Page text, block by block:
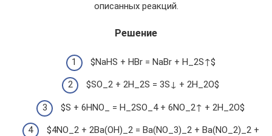
описанных реакций.
Решение
$NaHS + HBr = NaBr + H_2S↑$
$SO_2 + 2H_2S = 3S↓ + 2H_2O$
$S + 6HNO_ = H_2SO_4 + 6NO_2↑ + 2H_2O$
$4NO_2 + 2Ba(OH)_2 = Ba(NO_3)_2 + Ba(NO_2)_2 +